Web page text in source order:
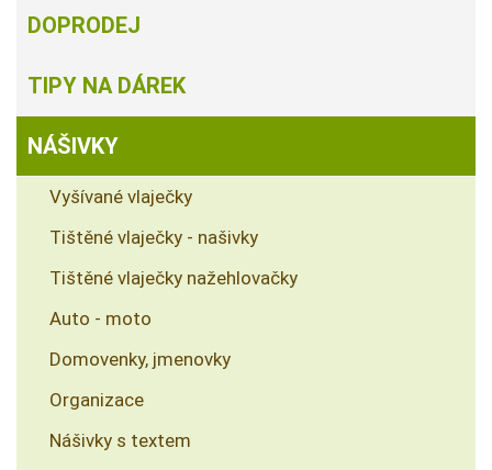
DOPRODEJ
TIPY NA DÁREK
NÁŠIVKY
Vyšívané vlaječky
Tištěné vlaječky - našivky
Tištěné vlaječky nažehlovačky
Auto - moto
Domovenky, jmenovky
Organizace
Nášivky s textem